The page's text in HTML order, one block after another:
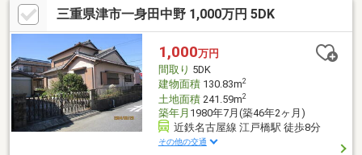
三重県津市一身田中野 1,000万円 5DK
1,000万円
間取り 5DK
建物面積130.83m2
土地面積241.59m2
築年月 1980年7月(築46年2ヶ月)
近鉄名古屋線 江戸橋駅 徒歩8分
その他の交通